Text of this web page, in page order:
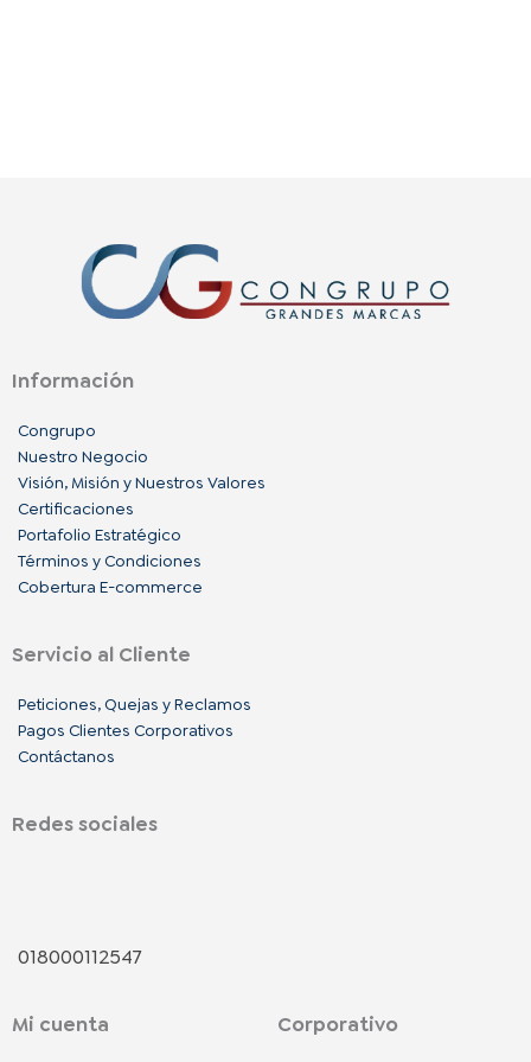
Información
Congrupo
Nuestro Negocio
Visión, Misión y Nuestros Valores
Certificaciones
Portafolio Estratégico
Términos y Condiciones
Cobertura E-commerce
Servicio al Cliente
Peticiones, Quejas y Reclamos
Pagos Clientes Corporativos
Contáctanos
Redes sociales
a
c
n
s
i
n
018000112547
Mi cuenta Corporativo